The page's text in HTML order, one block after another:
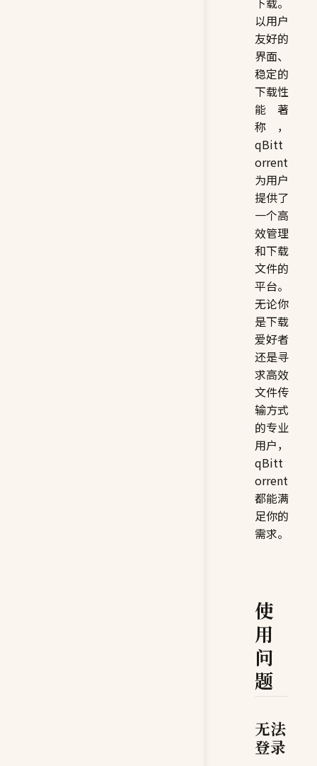
以用户
友好的
界面、
稳定的
下载性
能著
称，
qBitt
orrent
为用户
提供了
一个高
效管理
和下载
文件的
平台。
无论你
是下载
爱好者
还是寻
求高效
文件传
输方式
的专业
用户，
qBitt
orrent
都能满
足你的
需求。
使
用
问
题
无法
登录